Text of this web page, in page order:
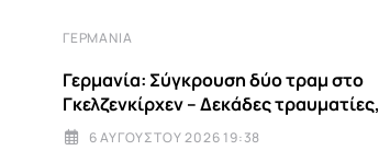
ΓΕΡΜΑΝΊΑ
Γερμανία: Σύγκρουση δύο τραμ στο
Γκελζενκίρχεν – Δεκάδες τραυματίες,
6 ΑΥΓΟΎΣΤΟΥ 2026 19:38